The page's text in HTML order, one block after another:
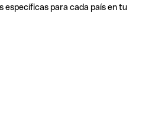
específicas para cada país en tu